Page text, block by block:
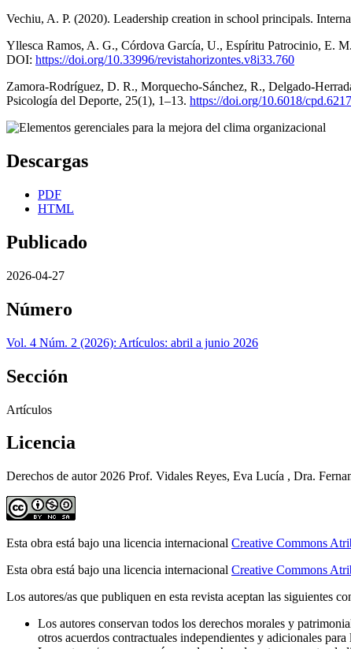
Vechiu, A. P. (2020). Leadership creation in school principals.
Yllesca Ramos, A. G., Córdova García, U., Espíritu Patrocinio, E.
DOI: https://doi.org/10.33996/revistahorizontes.v8i33.760
Zamora-Rodríguez, D. R., Morquecho-Sánchez, R., Delgado-
Psicología del Deporte, 25(1), 1–13. https://doi.org/10.6018/
Descargas
PDF
HTML
Publicado
2026-04-27
Número
Vol. 4 Núm. 2 (2026): Artículos: abril a junio 2026
Sección
Artículos
Licencia
Derechos de autor 2026 Prof. Vidales Reyes, Eva Lucía , Dra.
Esta obra está bajo una licencia internacional Creative Commons
Esta obra está bajo una licencia internacional Creative Commons
Los autores/as que publiquen en esta revista aceptan las siguientes
Los autores conservan todos los derechos morales y
otros acuerdos contractuales independientes y adicionales